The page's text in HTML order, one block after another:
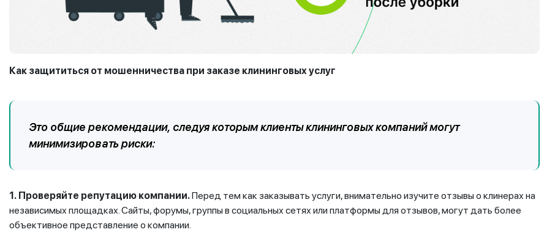
Как защититься от мошенничества при заказе клининговых услуг
Это общие рекомендации, следуя которым клиенты клининговых компаний могут
минимизировать риски:
1. Проверяйте репутацию компании.Перед тем как заказывать услуги, внимательно изучите отзывы о клинерах на
независимых площадках. Сайты, форумы, группы в социальных сетях или платформы для отзывов, могут дать более
объективное представление о компании.